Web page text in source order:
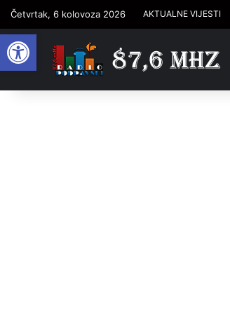
Open toolbar
Četvrtak, 6 kolovoza 2026 AKTUALNE VIJESTI